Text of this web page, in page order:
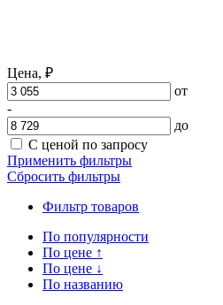
Цена, ₽
от
-
до
С ценой по запросу
Применить фильтры
Сбросить фильтры
Фильтр товаров
По популярности
По цене ↑
По цене ↓
По названию